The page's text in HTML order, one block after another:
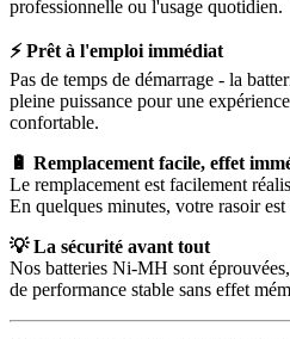
professionnelle ou l'usage quotidien.
⚡ Prêt à l'emploi immédiat
Pas de temps de démarrage - la
pleine puissance pour une
confortable.
🔋 Remplacement facile, effet
Le remplacement est facilement
En quelques minutes, votre rasoir
💡 La sécurité avant tout
Nos batteries Ni-MH sont
de performance stable sans effet